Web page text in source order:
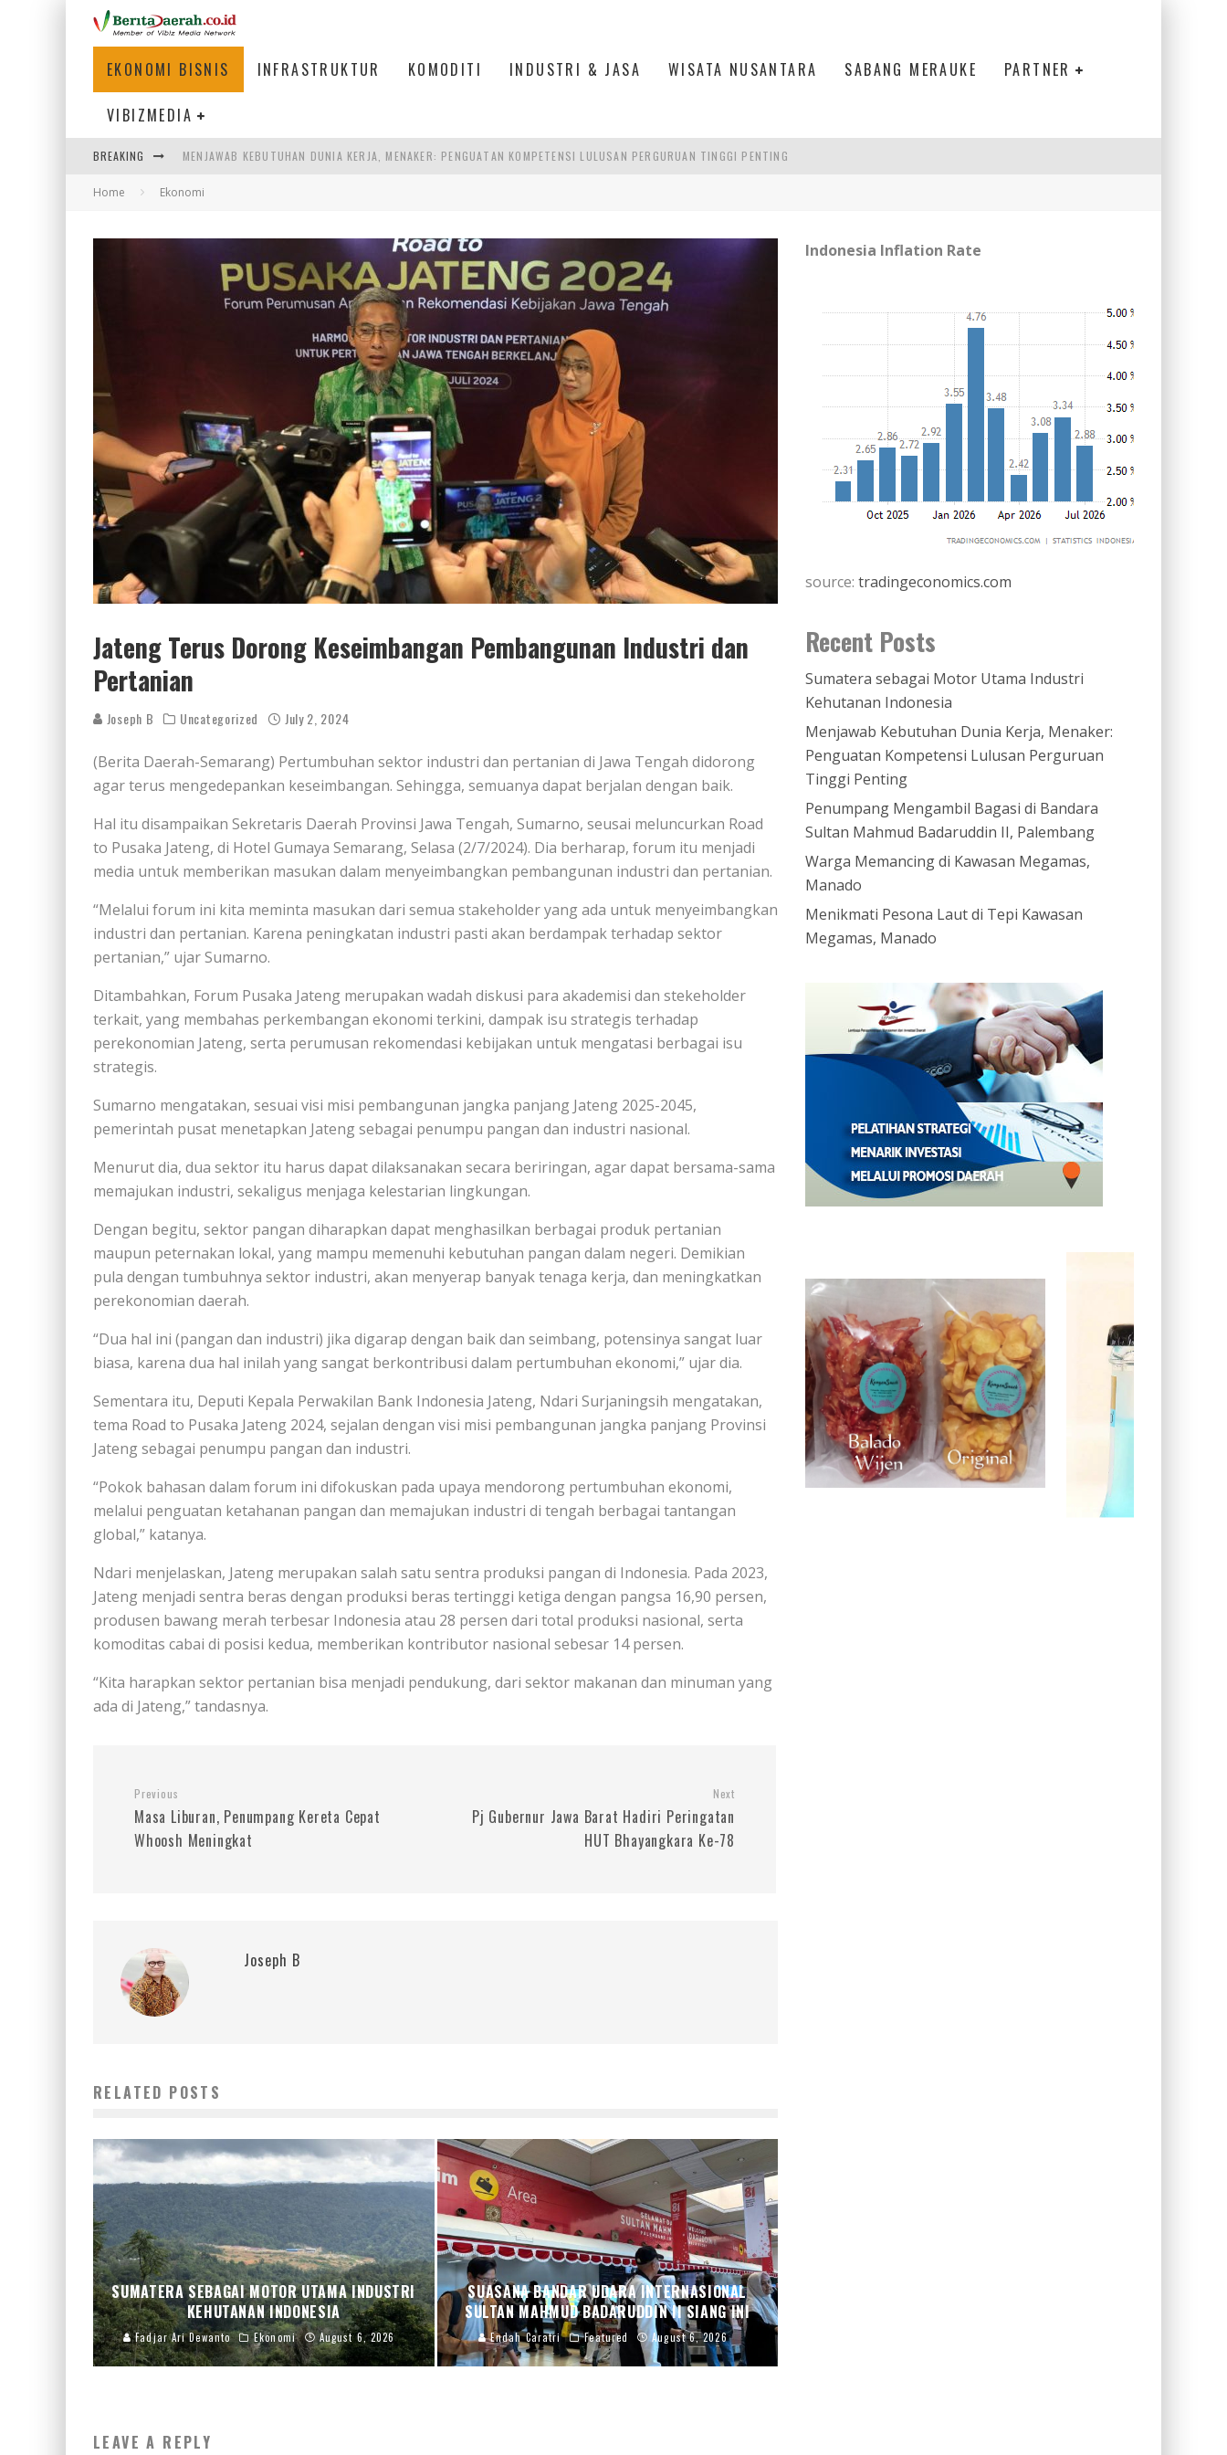
EKONOMI BISNIS INFRASTRUKTUR KOMODITI INDUSTRI & JASA WISATA NUSANTARA SABANG MERAUKE PARTNER
VIBIZMEDIA
BREAKING
MENJAWAB KEBUTUHAN DUNIA KERJA, MENAKER: PENGUATAN KOMPETENSI LULUSAN PERGURUAN TINGGI PENTING
SUMATERA SEBAGAI MOTOR UTAMA INDUSTRI KEHUTANAN INDONESIA
Home Ekonomi
Jateng Terus Dorong Keseimbangan Pembangunan Industri dan
Pertanian
Joseph B Uncategorized July 2, 2024
(Berita Daerah-Semarang) Pertumbuhan sektor industri dan pertanian di Jawa Tengah didorong
agar terus mengedepankan keseimbangan. Sehingga, semuanya dapat berjalan dengan baik.
Hal itu disampaikan Sekretaris Daerah Provinsi Jawa Tengah, Sumarno, seusai meluncurkan Road
to Pusaka Jateng, di Hotel Gumaya Semarang, Selasa (2/7/2024). Dia berharap, forum itu menjadi
media untuk memberikan masukan dalam menyeimbangkan pembangunan industri dan pertanian.
“Melalui forum ini kita meminta masukan dari semua stakeholder yang ada untuk menyeimbangkan
industri dan pertanian. Karena peningkatan industri pasti akan berdampak terhadap sektor
pertanian,” ujar Sumarno.
Ditambahkan, Forum Pusaka Jateng merupakan wadah diskusi para akademisi dan stekeholder
terkait, yang membahas perkembangan ekonomi terkini, dampak isu strategis terhadap
perekonomian Jateng, serta perumusan rekomendasi kebijakan untuk mengatasi berbagai isu
strategis.
Sumarno mengatakan, sesuai visi misi pembangunan jangka panjang Jateng 2025-2045,
pemerintah pusat menetapkan Jateng sebagai penumpu pangan dan industri nasional.
Menurut dia, dua sektor itu harus dapat dilaksanakan secara beriringan, agar dapat bersama-sama
memajukan industri, sekaligus menjaga kelestarian lingkungan.
Dengan begitu, sektor pangan diharapkan dapat menghasilkan berbagai produk pertanian
maupun peternakan lokal, yang mampu memenuhi kebutuhan pangan dalam negeri. Demikian
pula dengan tumbuhnya sektor industri, akan menyerap banyak tenaga kerja, dan meningkatkan
perekonomian daerah.
“Dua hal ini (pangan dan industri) jika digarap dengan baik dan seimbang, potensinya sangat luar
biasa, karena dua hal inilah yang sangat berkontribusi dalam pertumbuhan ekonomi,” ujar dia.
Sementara itu, Deputi Kepala Perwakilan Bank Indonesia Jateng, Ndari Surjaningsih mengatakan,
tema Road to Pusaka Jateng 2024, sejalan dengan visi misi pembangunan jangka panjang Provinsi
Jateng sebagai penumpu pangan dan industri.
“Pokok bahasan dalam forum ini difokuskan pada upaya mendorong pertumbuhan ekonomi,
melalui penguatan ketahanan pangan dan memajukan industri di tengah berbagai tantangan
global,” katanya.
Ndari menjelaskan, Jateng merupakan salah satu sentra produksi pangan di Indonesia. Pada 2023,
Jateng menjadi sentra beras dengan produksi beras tertinggi ketiga dengan pangsa 16,90 persen,
produsen bawang merah terbesar Indonesia atau 28 persen dari total produksi nasional, serta
komoditas cabai di posisi kedua, memberikan kontributor nasional sebesar 14 persen.
“Kita harapkan sektor pertanian bisa menjadi pendukung, dari sektor makanan dan minuman yang
ada di Jateng,” tandasnya.
Previous
Masa Liburan, Penumpang Kereta Cepat
Whoosh Meningkat
Next
Pj Gubernur Jawa Barat Hadiri Peringatan
HUT Bhayangkara Ke-78
Joseph B
RELATED POSTS
SUMATERA SEBAGAI MOTOR UTAMA INDUSTRI
KEHUTANAN INDONESIA
Fadjar Ari Dewanto Ekonomi August 6, 2026
SUASANA BANDAR UDARA INTERNASIONAL
SULTAN MAHMUD BADARUDDIN II SIANG INI
Endah Caratri Featured August 6, 2026
LEAVE A REPLY
Indonesia Inflation Rate
source: tradingeconomics.com
Recent Posts
Sumatera sebagai Motor Utama Industri
Kehutanan Indonesia
Menjawab Kebutuhan Dunia Kerja, Menaker:
Penguatan Kompetensi Lulusan Perguruan
Tinggi Penting
Penumpang Mengambil Bagasi di Bandara
Sultan Mahmud Badaruddin II, Palembang
Warga Memancing di Kawasan Megamas,
Manado
Menikmati Pesona Laut di Tepi Kawasan
Megamas, Manado